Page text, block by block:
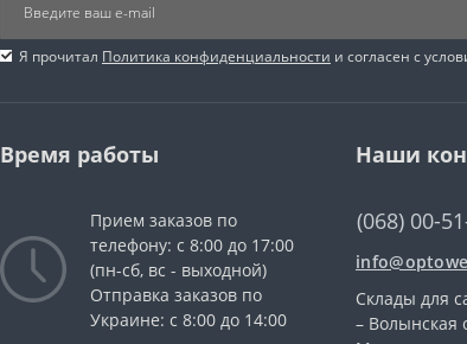
Я прочитал Политика конфиденциальности и согласен с
Время работы
Прием заказов по
телефону: с 8:00 до 17:00
(пн-сб, вс - выходной)
Отправка заказов по
Украине: с 8:00 до 14:00
Наши
(068) 00-
Склады для
– Волынская